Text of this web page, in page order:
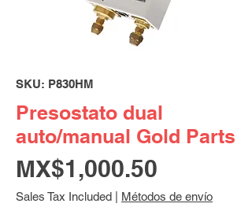
SKU: P830HM
Presostato dual
auto/manual Gold Parts
MX$1,000.50
Sales Tax Included Métodos de envío